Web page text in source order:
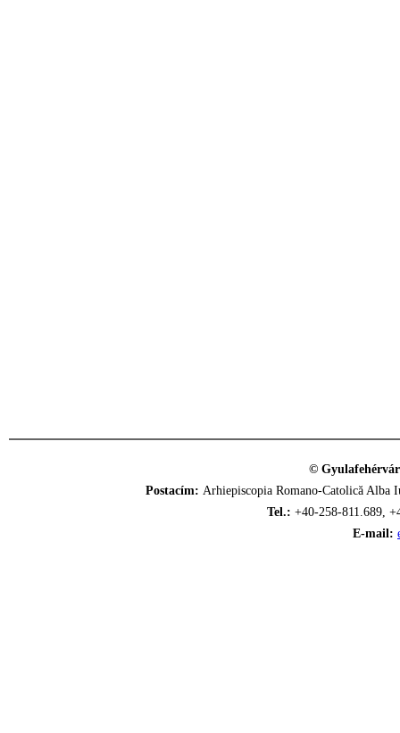
©
Postacím: Arhiepiscopia Romano-Catolică
Tel.: +40-258-811.689,
E-mail: